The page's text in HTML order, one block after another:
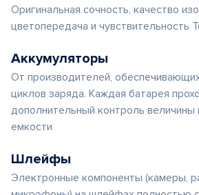
Оригинальная сочность, качество
цветопередача и чувствительность
Аккумуляторы
От производителей,
циклов заряда. Каждая батарея
дополнительный контроль величины
емкости
Шлейфы
Электронные компоненты (камеры,